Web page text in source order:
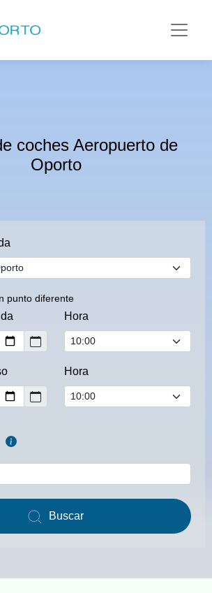
coches Aeropuerto de
Oporto
punto diferente
Hora
Hora
Buscar